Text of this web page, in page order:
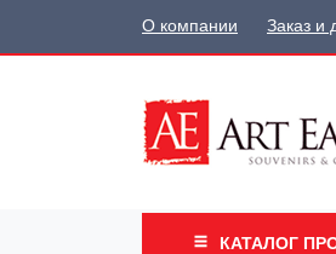
О компании Заказ и
КАТАЛОГ